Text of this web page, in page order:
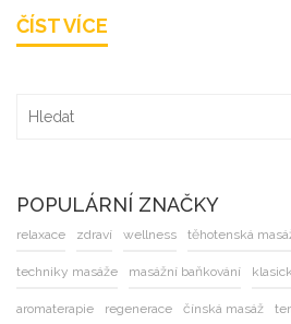
přípravu noční stravy.
ČÍST VÍCE
POPULÁRNÍ ZNAČKY
relaxace zdraví wellness těhotenská
techniky masáže masážní baňkování
aromaterapie regenerace čínská masáž